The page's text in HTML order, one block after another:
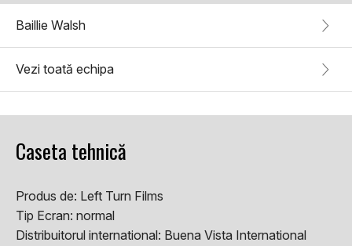
Baillie Walsh
Vezi toată echipa
Caseta tehnică
Produs de: Left Turn Films
Tip Ecran: normal
Distribuitorul international: Buena Vista International